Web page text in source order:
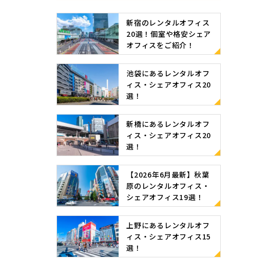
新宿のレンタルオフィス
20選！個室や格安シェア
オフィスをご紹介！
池袋にあるレンタルオフ
ィス・シェアオフィス20
選！
新橋にあるレンタルオフ
ィス・シェアオフィス20
選！
【2026年6月最新】秋葉
原のレンタルオフィス・
シェアオフィス19選！
上野にあるレンタルオフ
ィス・シェアオフィス15
選！